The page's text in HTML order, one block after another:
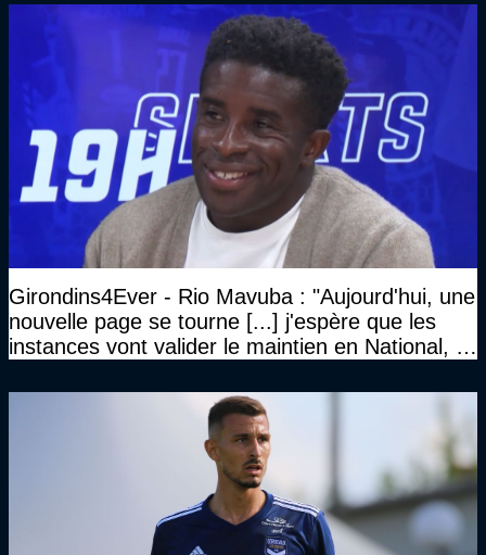
Girondins4Ever - Rio Mavuba : "Aujourd'hui, une
nouvelle page se tourne [...] j'espère que les
instances vont valider le maintien en National, et
haut niveau"